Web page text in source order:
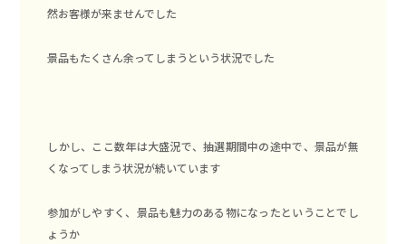
然お客様が来ませんでした
景品もたくさん余ってしまうという状況でした
しかし、ここ数年は大盛況で、抽選期間中の途中で、景品が無
くなってしまう状況が続いています
参加がしやすく、景品も魅力のある物になったということでし
ょうか